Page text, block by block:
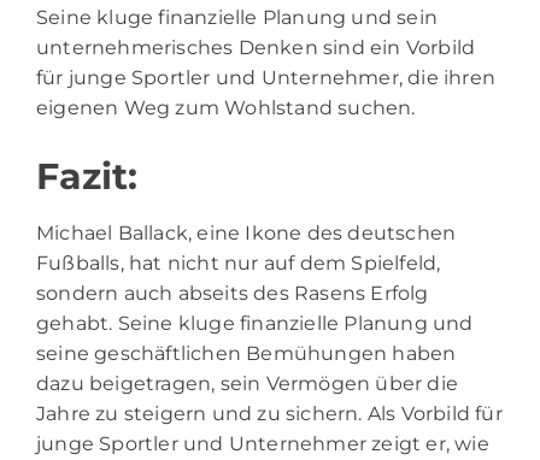
Seine kluge finanzielle Planung und sein
unternehmerisches Denken sind ein Vorbild
für junge Sportler und Unternehmer, die ihren
eigenen Weg zum Wohlstand suchen.
Fazit:
Michael Ballack, eine Ikone des deutschen
Fußballs, hat nicht nur auf dem Spielfeld,
sondern auch abseits des Rasens Erfolg
gehabt. Seine kluge finanzielle Planung und
seine geschäftlichen Bemühungen haben
dazu beigetragen, sein Vermögen über die
Jahre zu steigern und zu sichern. Als Vorbild für
junge Sportler und Unternehmer zeigt er, wie